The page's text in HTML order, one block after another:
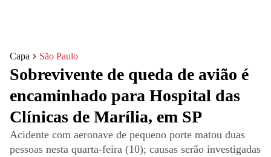
Capa São Paulo
Sobrevivente de queda de avião é
encaminhado para Hospital das
Clínicas de Marília, em SP
Acidente com aeronave de pequeno porte matou duas
pessoas nesta quarta-feira (10); causas serão investigadas